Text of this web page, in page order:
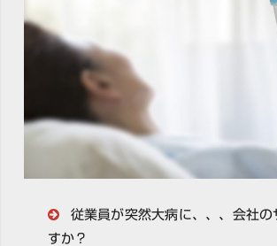
従業員が突然大病に、、、会社の
すか？